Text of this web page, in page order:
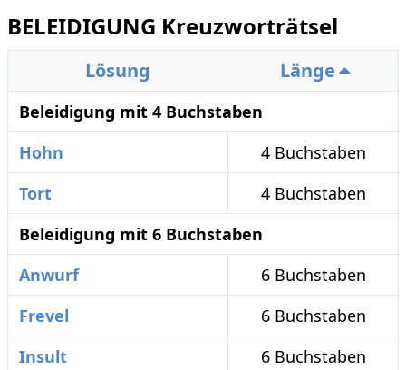
BELEIDIGUNG Kreuzworträtsel
Lösung Länge
Beleidigung mit 4 Buchstaben
Hohn
4 Buchstaben
Tort
4 Buchstaben
Beleidigung mit 6 Buchstaben
Anwurf
6 Buchstaben
Frevel
6 Buchstaben
Insult
6 Buchstaben